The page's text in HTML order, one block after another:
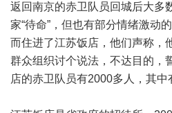
返回南京的赤卫队员回城后大多
家“待命”，但也有部分情绪激动
而住进了江苏饭店，他们声称，
群众组织讨个说法，不达目的，
店的赤卫队员有2000多人，其中